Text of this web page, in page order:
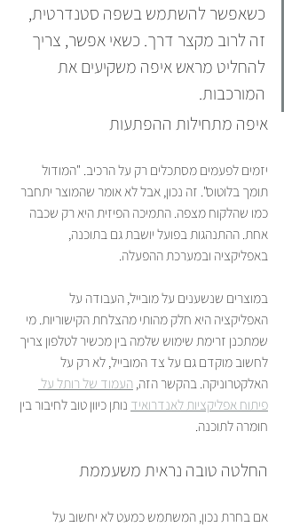
כשאפשר להשתמש בשפה סטנדרטית,
זה לרוב מקצר דרך. כשאי אפשר, צריך
להחליט מראש איפה משקיעים את
המורכבות.
איפה מתחילות ההפתעות
יזמים לפעמים מסתכלים רק על הרכיב. "המודול
תומך בלוטוס". זה נכון, אבל לא אומר שהמוצר יתחבר
כמו שהלקוח מצפה. התמיכה הפיזית היא רק שכבה
אחת. ההתנהגות בפועל יושבת גם בתוכנה,
באפליקציה ובמערכת ההפעלה.
במוצרים שנשענים על מובייל, העבודה על
האפליקציה היא חלק מהותי מהצלחת הקישוריות. מי
שמתכנן זרימת שימוש שלמה בין מכשיר לטלפון צריך
לחשוב מוקדם גם על צד המובייל, לא רק על
האלקטרוניקה. בהקשר הזה, העמוד של רותל על
פיתוח אפליקציות לאנדרואיד נותן כיוון טוב לחיבור בין
חומרה לתוכנה.
החלטה טובה נראית משעממת
אם בחרת נכון, המשתמש כמעט לא יחשוב על